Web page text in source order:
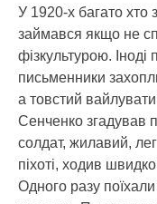
У 1920-х багато хто
займався якщо не
фізкультурою.
письменники
а товстий
Сенченко згадував
солдат, жилавий,
піхоті, ходив
Одного разу